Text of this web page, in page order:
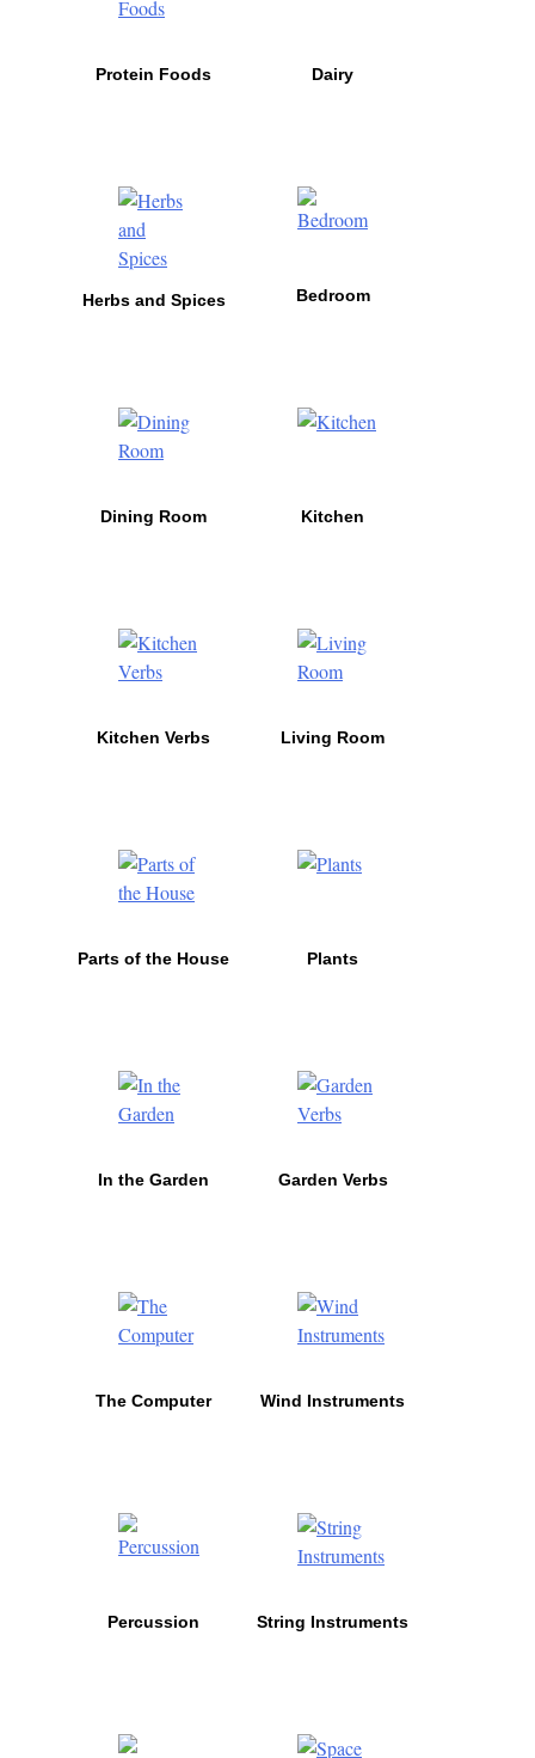
Protein Foods Dairy
Herbs and Spices Bedroom
Dining Room Kitchen
Kitchen Verbs Living Room
Parts of the House Plants
In the Garden Garden Verbs
The Computer Wind Instruments
Percussion String Instruments